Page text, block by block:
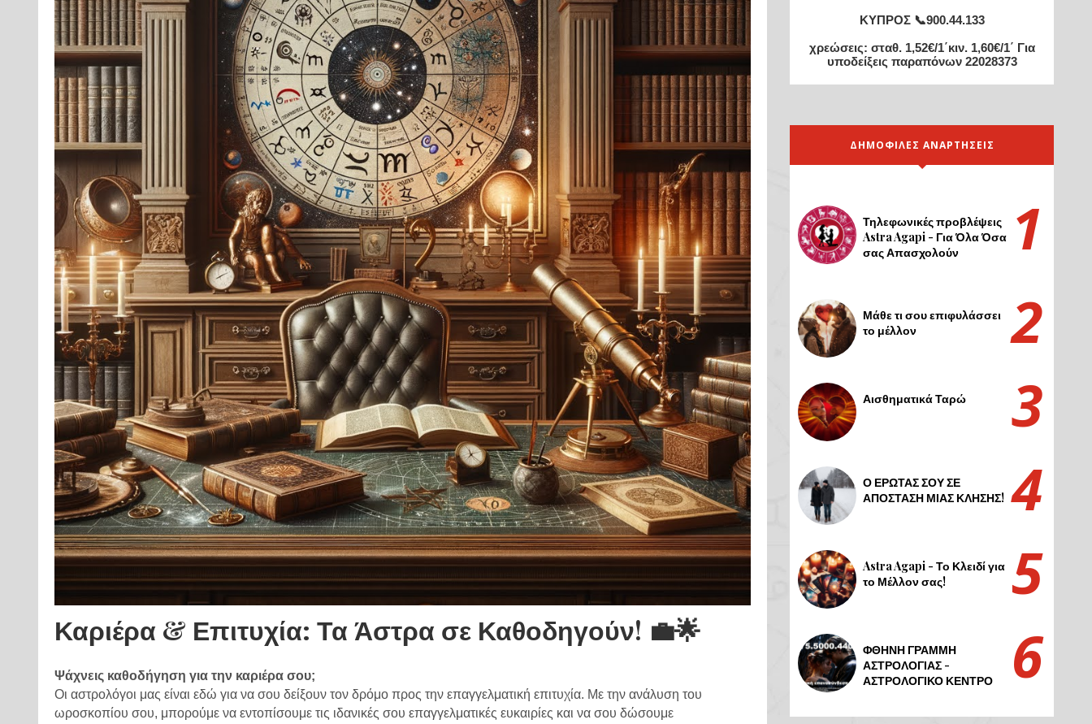
Καριέρα & Επιτυχία: Τα Άστρα σε Καθοδηγούν! 💼🌟
Ψάχνεις καθοδήγηση για την καριέρα σου;
Οι αστρολόγοι μας είναι εδώ για να σου δείξουν τον δρόμο προς την επαγγελματική επιτυχία. Με την ανάλυση του
ωροσκοπίου σου, μπορούμε να εντοπίσουμε τις ιδανικές σου επαγγελματικές ευκαιρίες και να σου δώσουμε
ΚΥΠΡΟΣ 📞900.44.133
χρεώσεις: σταθ. 1,52€/1΄κιν. 1,60€/1΄ Για
υποδείξεις παραπόνων 22028373
ΔΗΜΟΦΙΛΕΣ ΑΝΑΡΤΗΣΕΙΣ
Τηλεφωνικές προβλέψεις
Astra Agapi - Για Όλα Όσα
σας Απασχολούν
Μάθε τι σου επιφυλάσσει
το μέλλον
Αισθηματικά Ταρώ
Ο ΕΡΩΤΑΣ ΣΟΥ ΣΕ
ΑΠΟΣΤΑΣΗ ΜΙΑΣ ΚΛΗΣΗΣ!
Astra Agapi - Το Κλειδί για
το Μέλλον σας!
ΦΘΗΝΗ ΓΡΑΜΜΗ
ΑΣΤΡΟΛΟΓΙΑΣ -
ΑΣΤΡΟΛΟΓΙΚΟ ΚΕΝΤΡΟ